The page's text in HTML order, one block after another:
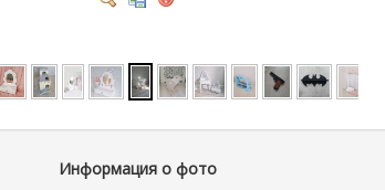
Информация о фото